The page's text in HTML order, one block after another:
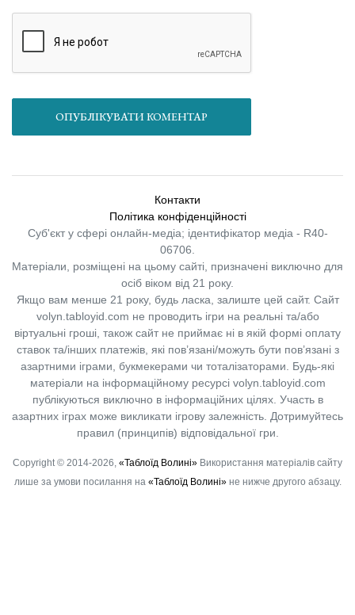
ОПУБЛІКУВАТИ КОМЕНТАР
Контакти
Політика конфіденційності
Суб'єкт у сфері онлайн-медіа; ідентифікатор медіа - R40-
06706.
Матеріали, розміщені на цьому сайті, призначені виключно для
осіб віком від 21 року.
Якщо вам менше 21 року, будь ласка, залиште цей сайт. Сайт
volyn.tabloyid.com не проводить ігри на реальні та/або
віртуальні гроші, також сайт не приймає ні в якій формі оплату
ставок та/інших платежів, які пов’язані/можуть бути пов’язані з
азартними іграми, букмекерами чи тоталізаторами. Будь-які
матеріали на інформаційному ресурсі volyn.tabloyid.com
публікуються виключно в інформаційних цілях. Участь в
азартних іграх може викликати ігрову залежність. Дотримуйтесь
правил (принципів) відповідальної гри.
Copyright © 2014-2026, «Таблоїд Волині» Використання матеріалів сайту
лише за умови посилання на «Таблоїд Волині»не нижче другого абзацу.